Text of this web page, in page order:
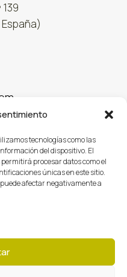
tecnologías como las
del dispositivo. El
procesar datos como el
únicas en este sitio.
afectar negativamente a